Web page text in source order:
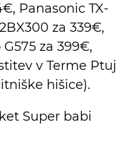
Panasonic TX-
za 339€,
za 399€,
v Terme Ptuj
hišice).
Super babi